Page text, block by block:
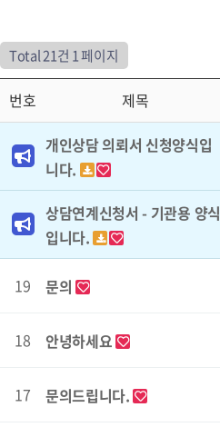
Total 21건 1 페이지
번호 제목
개인상담 의뢰서 신청양식입
니다.
상담연계신청서 - 기관용 양식
입니다.
19 문의
18 안녕하세요
17 문의드립니다.